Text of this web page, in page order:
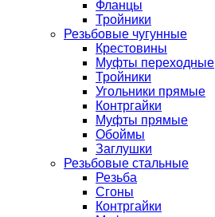
Фланцы
Тройники
Резьбовые чугунные
Крестовины
Муфты переходные
Тройники
Угольники прямые
Контргайки
Муфты прямые
Обоймы
Заглушки
Резьбовые стальные
Резьба
Сгоны
Контргайки